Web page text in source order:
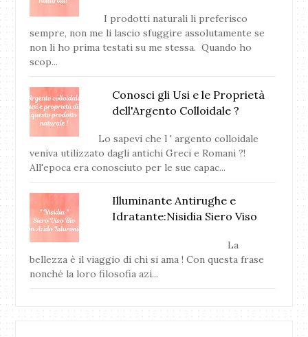
I prodotti naturali li preferisco
sempre, non me li lascio sfuggire assolutamente se
non li ho prima testati su me stessa. Quando ho
scop...
Conosci gli Usi e le Proprietà
dell'Argento Colloidale ?
Lo sapevi che l ' argento colloidale
veniva utilizzato dagli antichi Greci e Romani ?!
All'epoca era conosciuto per le sue capac...
Illuminante Antirughe e
Idratante:Nisidia Siero Viso
La
bellezza è il viaggio di chi si ama ! Con questa frase
nonché la loro filosofia azi...